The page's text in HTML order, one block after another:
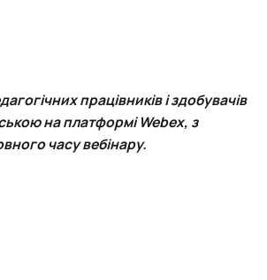
працівників і здобувачів
на платформі Webex, з
часу вебінару.